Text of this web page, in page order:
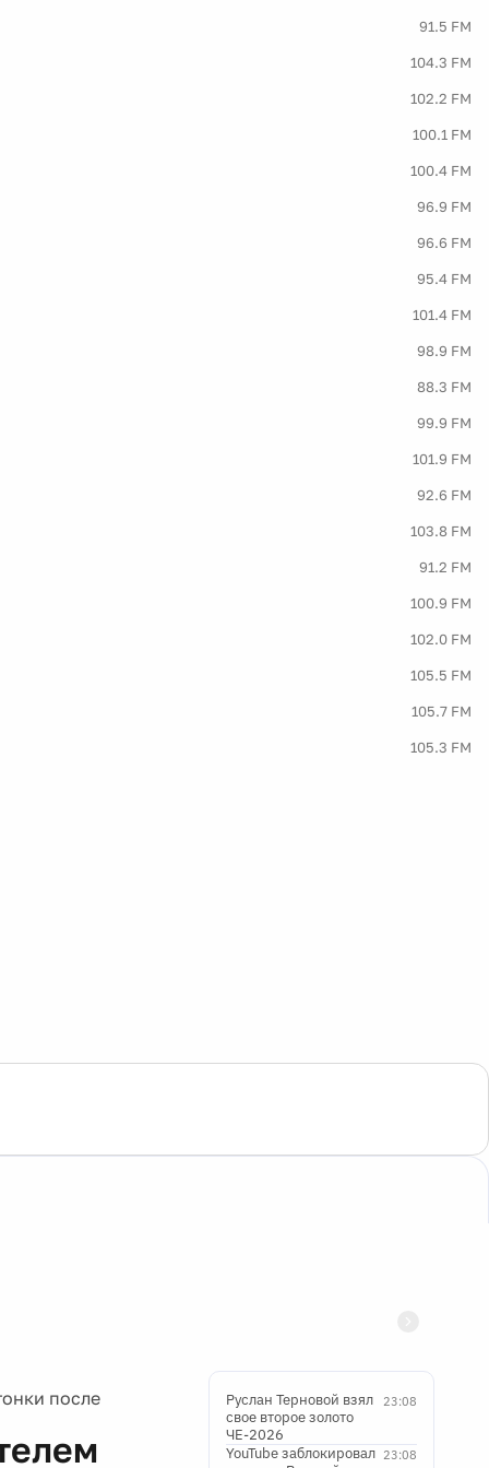
91.5 FM
104.3 FM
102.2 FM
100.1 FM
100.4 FM
96.9 FM
96.6 FM
95.4 FM
101.4 FM
98.9 FM
88.3 FM
99.9 FM
101.9 FM
92.6 FM
103.8 FM
91.2 FM
100.9 FM
102.0 FM
105.5 FM
105.7 FM
105.3 FM
после 23:08
Руслан Терновой взял
свое второе золото
ЧЕ-2026
23:08
YouTube заблокировал